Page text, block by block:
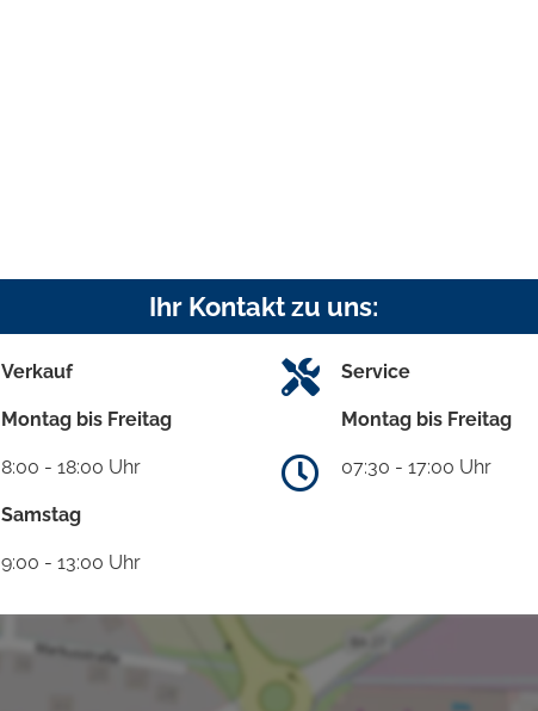
Ihr Kontakt zu uns:
Verkauf
Montag bis Freitag
8:00 - 18:00 Uhr
Samstag
9:00 - 13:00 Uhr
Service
Montag bis Freitag
07:30 - 17:00 Uhr